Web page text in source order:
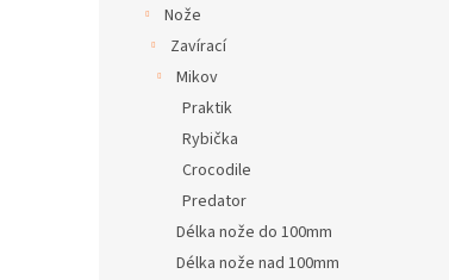
Nože
Zavírací
Mikov
Praktik
Rybička
Crocodile
Predator
Délka nože do 100mm
Délka nože nad 100mm